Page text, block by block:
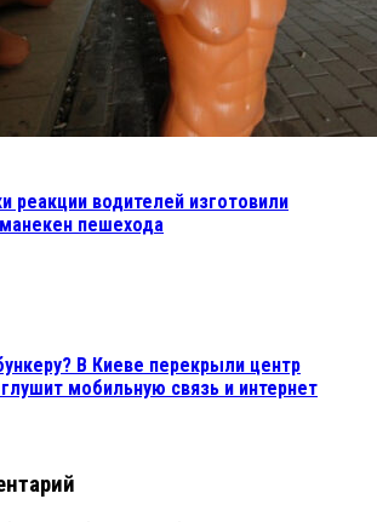
реакции водителей изготовили
пешехода
В Киеве перекрыли центр
мобильную связь и интернет